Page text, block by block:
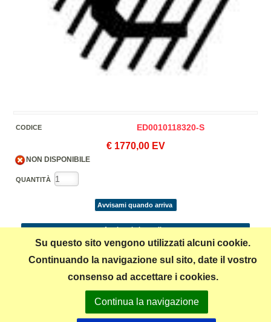
Su questo sito vengono utilizzati alcuni cookie.
Continuando la navigazione sul sito, date il vostro
consenso ad accettare i cookies.
Continua la navigazione
CODICE ED0010118320-S
€ 1770,00 EV
NON DISPONIBILE
QUANTITÀ
Avvisami quando arriva
Aggiungi al carrello